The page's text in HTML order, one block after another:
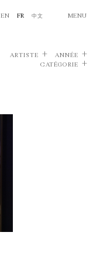
EN FR 中文 MENU
ARTISTE
ANNÉE
CATÉGORIE